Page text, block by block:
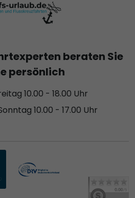
beraten Sie
persönlich
10.00 - 18.00 Uhr
10.00 - 17.00 Uhr